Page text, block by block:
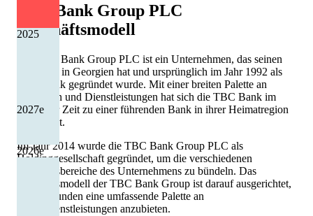
2027e
2025
2026e
TBC Bank Group PLC
Geschäftsmodell
Die TBC Bank Group PLC ist ein Unternehmen, das seinen
Hauptsitz in Georgien hat und ursprünglich im Jahr 1992 als
TBC Bank gegründet wurde. Mit einer breiten Palette an
Produkten und Dienstleistungen hat sich die TBC Bank im
Laufe der Zeit zu einer führenden Bank in ihrer Heimatregion
entwickelt.
Im Jahr 2014 wurde die TBC Bank Group PLC als
Holdinggesellschaft gegründet, um die verschiedenen
Geschäftsbereiche des Unternehmens zu bündeln. Das
Geschäftsmodell der TBC Bank Group ist darauf ausgerichtet,
seinen Kunden eine umfassende Palette an
Finanzdienstleistungen anzubieten.